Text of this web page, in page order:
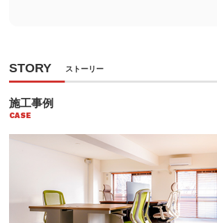
STORY ストーリー
施工事例
CASE